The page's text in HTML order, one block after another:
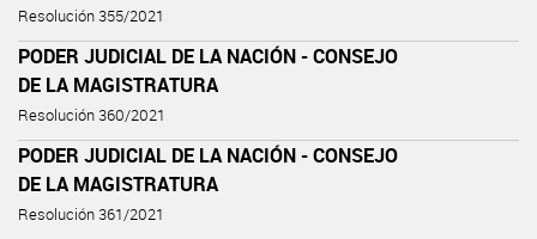
Resolución 355/2021
PODER JUDICIAL DE LA NACIÓN - CONSEJO
DE LA MAGISTRATURA
Resolución 360/2021
PODER JUDICIAL DE LA NACIÓN - CONSEJO
DE LA MAGISTRATURA
Resolución 361/2021